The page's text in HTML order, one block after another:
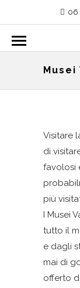
06
Visitare
di
favolosi
più
I Musei
tutto il
e dagli
mai di
offerto